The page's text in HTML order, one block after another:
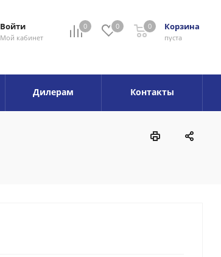
0 0 Корзина
пуста
0
Войти
Мой кабинет
Дилерам Контакты